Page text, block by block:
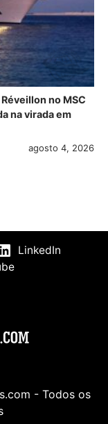
no MSC
na virada em
agosto 4, 2026
LinkedIn
- Todos os